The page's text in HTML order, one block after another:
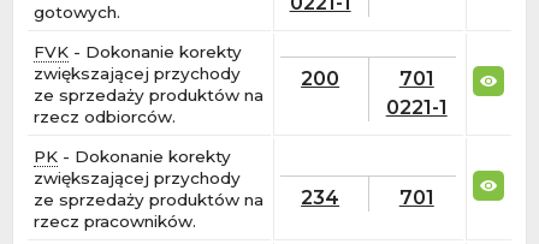
gotowych.
FVK - Dokonanie korekty
zwiększającej przychody
ze sprzedaży produktów na
rzecz odbiorców.
200
701
0221-1
PK - Dokonanie korekty
zwiększającej przychody
ze sprzedaży produktów na
rzecz pracowników.
234 701